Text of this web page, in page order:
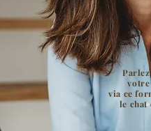
via ce
le chat